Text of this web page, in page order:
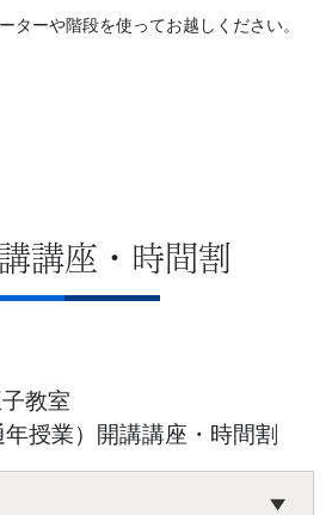
ターや階段を使ってお越しください。
講座・時間割
教室
授業）開講講座・時間割